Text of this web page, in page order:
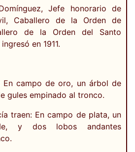
Jefe honorario de
Caballero de la Orden de
de la Orden del Santo
en 1911.
En campo de oro, un árbol de
gules empinado al tronco.
traen: En campo de plata, un
y dos lobos andantes